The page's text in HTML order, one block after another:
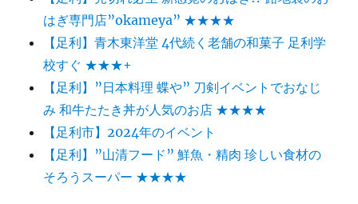
はぎ専門店”okameya” ★★★★
【足利】青木東洋堂 4代続く老舗の和菓子 足利学
校すぐ ★★★+
【足利】”日本料理 蝶や” 刀剣イベントでおなじ
み 和牛たたき丼が人気のお店 ★★★★
【足利市】2024年のイベント
【足利】”山清フード” 鮮魚・精肉 珍しい食材の
そろうスーパー ★★★★